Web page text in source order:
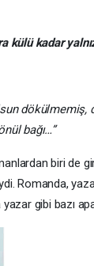
külü kadar
dökülmemiş,
bağı…”
biri de
Romanda,
yazar gibi bazı